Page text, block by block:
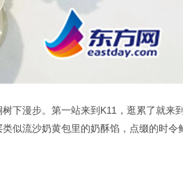
下漫步。第一站来到K11，逛累了就来
似流沙奶黄包里的奶酥馅，点缀的时令